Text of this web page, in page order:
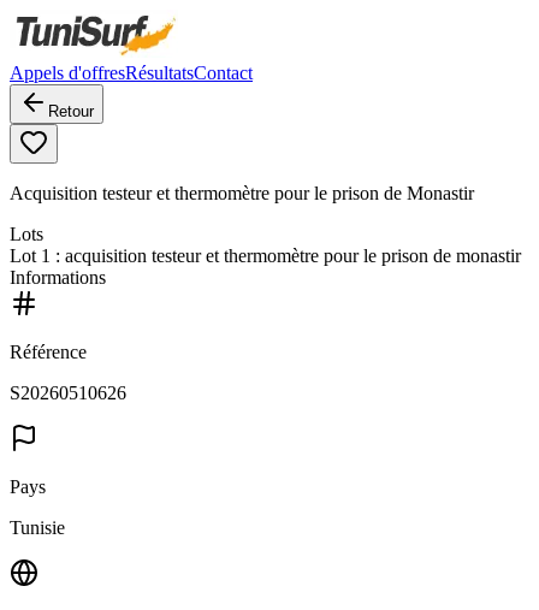
Appels d'offresRésultatsContact
Retour
Acquisition testeur et thermomètre pour le prison de Monastir
Lots
Lot 1 : acquisition testeur et thermomètre pour le prison de monastir
Informations
Référence
S20260510626
Pays
Tunisie